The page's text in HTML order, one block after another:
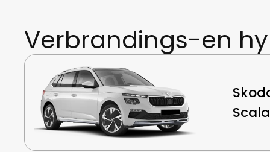
Verbrandings-en